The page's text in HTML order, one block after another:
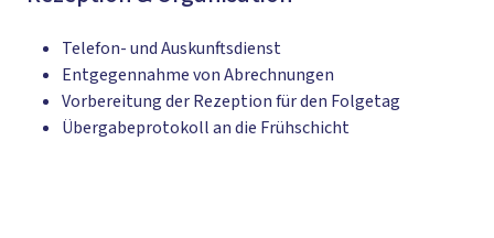
Telefon- und Auskunftsdienst
Entgegennahme von Abrechnungen
Vorbereitung der Rezeption für den Folgetag
Übergabeprotokoll an die Frühschicht